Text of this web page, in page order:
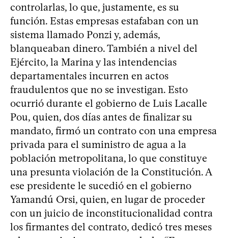
controlarlas, lo que, justamente, es su
función. Estas empresas estafaban con un
sistema llamado Ponzi y, además,
blanqueaban dinero. También a nivel del
Ejército, la Marina y las intendencias
departamentales incurren en actos
fraudulentos que no se investigan. Esto
ocurrió durante el gobierno de Luis Lacalle
Pou, quien, dos días antes de finalizar su
mandato, firmó un contrato con una empresa
privada para el suministro de agua a la
población metropolitana, lo que constituye
una presunta violación de la Constitución. A
ese presidente le sucedió en el gobierno
Yamandú Orsi, quien, en lugar de proceder
con un juicio de inconstitucionalidad contra
los firmantes del contrato, dedicó tres meses